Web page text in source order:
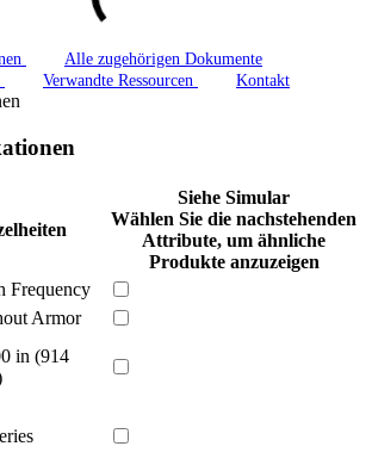
Alle zugehörigen Dokumente
Verwandte Ressourcen Kontakt
Siehe Simular
Wählen Sie die nachstehenden
Attribute, um ähnliche
Produkte anzuzeigen
Frequency
Armor
in (914